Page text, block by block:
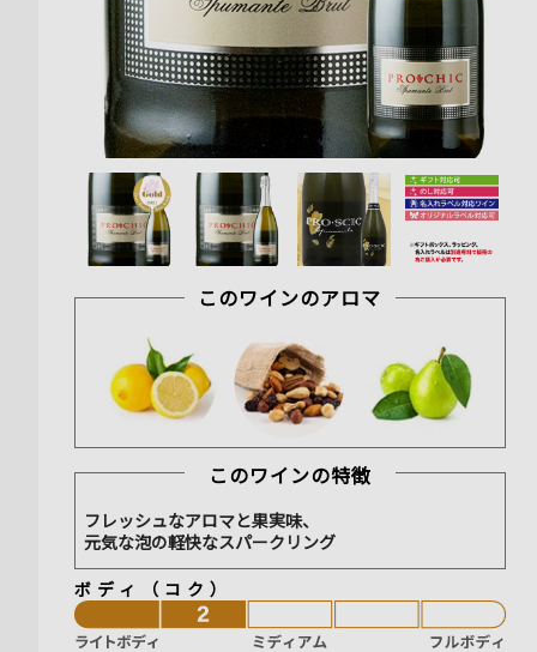
このワインのアロマ
このワインの特徴
フレッシュなアロマと果実味、
元気な泡の軽快なスパークリング
ボディ（コク）